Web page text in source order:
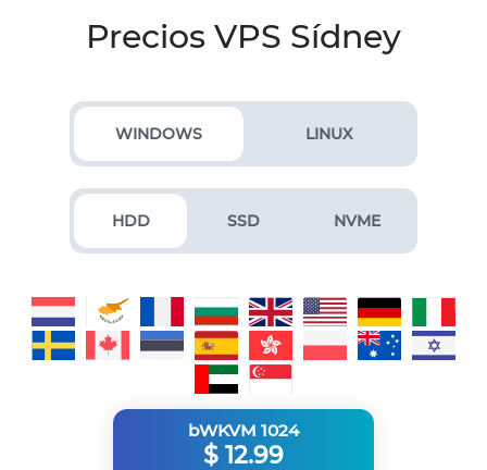
Precios VPS Sídney
WINDOWS LINUX
HDD SSD NVME
bWKVM 1024
$ 12.99